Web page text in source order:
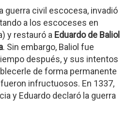
guerra civil escocesa, invadió
a los escoceses en
y restauró a Eduardo de Baliol
. Sin embargo, Baliol fue
después, y sus intentos
de forma permanente
infructuosos. En 1337,
y Eduardo declaró la guerra